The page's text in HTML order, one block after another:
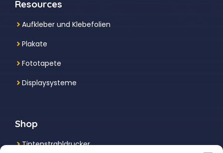
Resources
Aufkleber und Klebefolien
Plakate
Fototapete
Displaysysteme
Shop
Tintenstrahldrucker